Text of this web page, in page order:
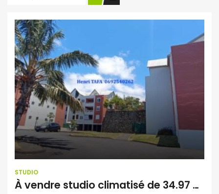
STUDIO
À vendre studio climatisé de 34.97 m2 avec vue mer situé dans une résidence sécurisée et calme à Saint Joseph Réunion